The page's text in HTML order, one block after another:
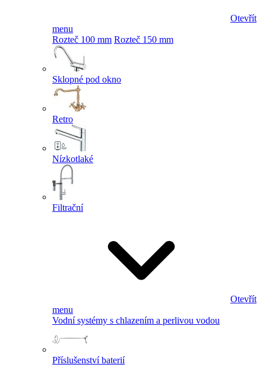
Otevřít
menu
Rozteč 100 mm Rozteč 150 mm
Sklopné pod okno
Retro
Nízkotlaké
Filtrační
Otevřít
menu
Vodní systémy s chlazením a perlivou vodou
Příslušenství baterií